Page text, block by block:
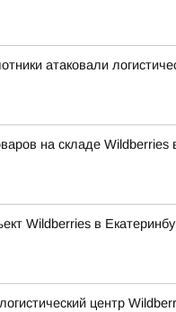
атаковали
на складе
Wildberries в
центр